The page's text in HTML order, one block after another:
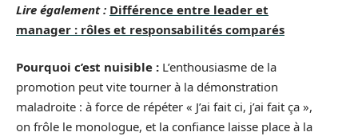
Lire également : Différence entre leader et
manager : rôles et responsabilités comparés
Pourquoi c’est nuisible : L’enthousiasme de la
promotion peut vite tourner à la démonstration
maladroite : à force de répéter « J’ai fait ci, j’ai fait ça »,
on frôle le monologue, et la confiance laisse place à la